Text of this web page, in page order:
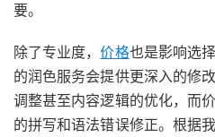
要。
除了专业度，价格也是影响选
的润色服务会提供更深入的修
调整甚至内容逻辑的优化，而
的拼写和语法错误修正。根据